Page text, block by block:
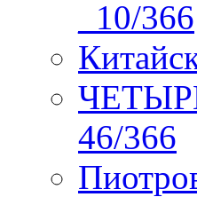
_10/366
46/366